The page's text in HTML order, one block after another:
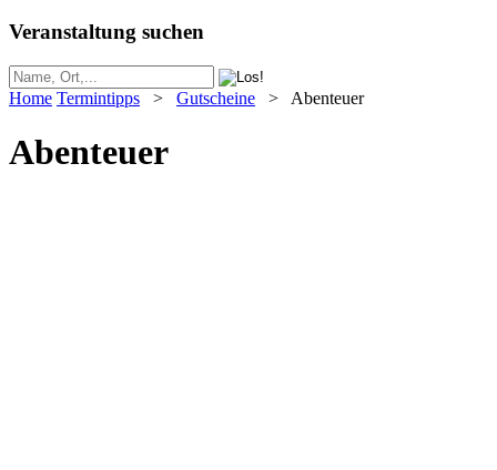
Veranstaltung suchen
Home Termintipps > Gutscheine > Abenteuer
Abenteuer